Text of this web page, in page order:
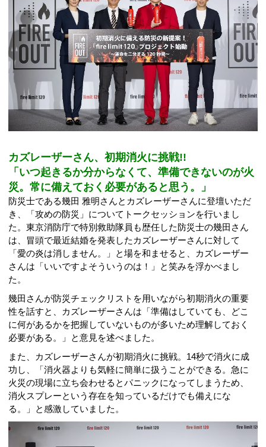
カズレーザーさん、初期消火に挑戦!!
「いつ起きるか分からなくて、準備できないのが火
災。常に備えておく必要があると思う。」
防災士である幾田 雅明さんとカズレーザーさんに登壇いただ
き、「攻めの防災」についてトークセッションを行いまし
た。東京消防庁で特別救助隊員も歴任した防災士の幾田さん
は、冒頭で最近結婚を発表したカズレーザーさんに対して
「愛の炎は消しません。」と場を和ませると、カズレーザー
さんは「いいですよそういうのは！」と笑みを浮かべまし
た。
幾田さんが防災チェックリストを用いながら初期消火の重要
性を話すと、カズレーザーさんは「準備はしていても、どこ
に何があるかを把握していないものが多いため理解しておく
必要がある。」と意見を述べました。
また、カズレーザーさんが初期消火に挑戦。14秒で消火に成
功し、「消火器よりも気軽に簡単に扱うことができる。急に
火災の現場に立ち会わせるとパニックになってしまうため、
消火スプレーという存在を知っているだけでも備えにな
る。」と感激していました。